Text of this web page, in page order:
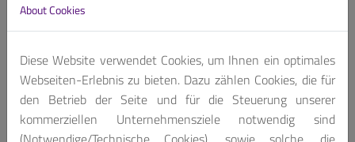
We also provide additional features to our
finished products if requested.
Contact us, for customized product package!
Get A Quote
About Cookies
Diese Website verwendet Cookies, um Ihnen ein optimales
Webseiten-Erlebnis zu bieten. Dazu zählen Cookies, die für
den Betrieb der Seite und für die Steuerung unserer
kommerziellen Unternehmensziele notwendig sind